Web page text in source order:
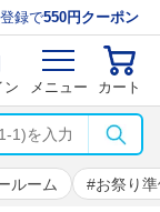
録で550円クーポン
ン メニュー カート
ルーム お祭り